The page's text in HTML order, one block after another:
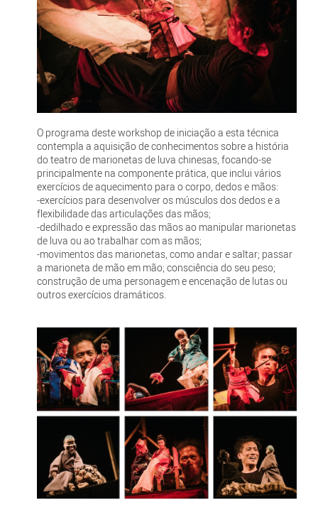
O programa deste workshop de iniciação a esta técnica
contempla a aquisição de conhecimentos sobre a história
do teatro de marionetas de luva chinesas, focando-se
principalmente na componente prática, que inclui vários
exercícios de aquecimento para o corpo, dedos e mãos:
-exercícios para desenvolver os músculos dos dedos e a
flexibilidade das articulações das mãos;
-dedilhado e expressão das mãos ao manipular marionetas
de luva ou ao trabalhar com as mãos;
-movimentos das marionetas, como andar e saltar; passar
a marioneta de mão em mão; consciência do seu peso;
construção de uma personagem e encenação de lutas ou
outros exercícios dramáticos.